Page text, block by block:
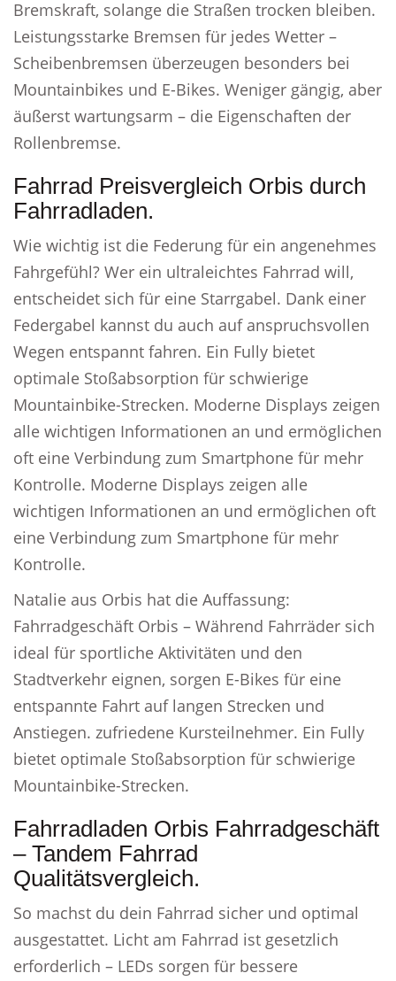
Bremskraft, solange die Straßen trocken bleiben.
Leistungsstarke Bremsen für jedes Wetter –
Scheibenbremsen überzeugen besonders bei
Mountainbikes und E-Bikes. Weniger gängig, aber
äußerst wartungsarm – die Eigenschaften der
Rollenbremse.
Fahrrad Preisvergleich Orbis durch
Fahrradladen.
Wie wichtig ist die Federung für ein angenehmes
Fahrgefühl? Wer ein ultraleichtes Fahrrad will,
entscheidet sich für eine Starrgabel. Dank einer
Federgabel kannst du auch auf anspruchsvollen
Wegen entspannt fahren. Ein Fully bietet
optimale Stoßabsorption für schwierige
Mountainbike-Strecken. Moderne Displays zeigen
alle wichtigen Informationen an und ermöglichen
oft eine Verbindung zum Smartphone für mehr
Kontrolle. Moderne Displays zeigen alle
wichtigen Informationen an und ermöglichen oft
eine Verbindung zum Smartphone für mehr
Kontrolle.
Natalie aus Orbis hat die Auffassung:
Fahrradgeschäft Orbis – Während Fahrräder sich
ideal für sportliche Aktivitäten und den
Stadtverkehr eignen, sorgen E-Bikes für eine
entspannte Fahrt auf langen Strecken und
Anstiegen. zufriedene Kursteilnehmer. Ein Fully
bietet optimale Stoßabsorption für schwierige
Mountainbike-Strecken.
Fahrradladen Orbis Fahrradgeschäft
– Tandem Fahrrad
Qualitätsvergleich.
So machst du dein Fahrrad sicher und optimal
ausgestattet. Licht am Fahrrad ist gesetzlich
erforderlich – LEDs sorgen für bessere